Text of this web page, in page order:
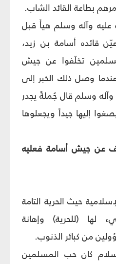
بطاعة القائد الشاب.
عليه وآله وسلم هيأَ قبل
قائده أسامة بن زيد،
تخلّفوا عن جيش
وصل ذلك الخبر إلى
وسلم قال جُملةً يجدر
إليها جيداً ويجعلوها
عن جيش أسامة فعليه
حيث الحرية التامة
لها (للحرية) وإهانة
من كبائر الذنوب.
كان حب المسلمين